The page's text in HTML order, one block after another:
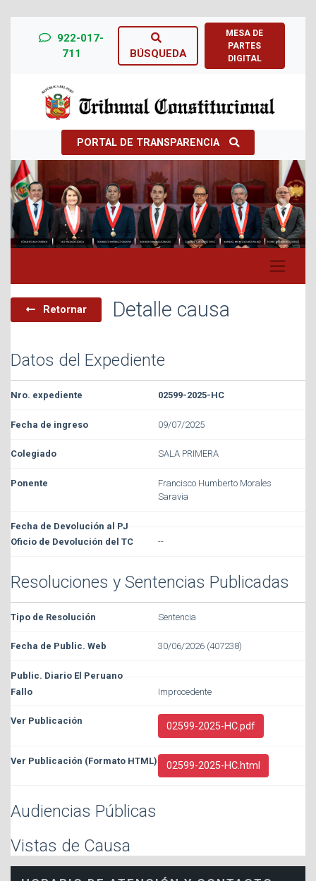
922-017-
711
BÚSQUEDA
MESA DE
PARTES
DIGITAL
PORTAL DE TRANSPARENCIA
Previous Next
Retornar Detalle causa
Datos del Expediente
02599-2025-HC
09/07/2025
SALA PRIMERA
Francisco Humberto Morales
Saravia
--
Resoluciones y Sentencias Publicadas
Sentencia
30/06/2026 (407238)
Improcedente
02599-2025-HC.pdf
02599-2025-HC.html
Audiencias Públicas
Vistas de Causa